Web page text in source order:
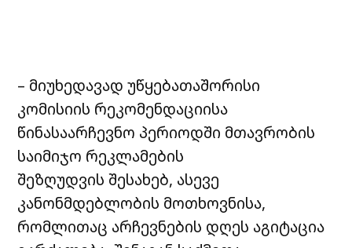
– მიუხედავად უწყებათაშორისი
კომისიის რეკომენდაციისა
წინასაარჩევნო პერიოდში მთავრობის
საიმიჯო რეკლამების
შეზღუდვის შესახებ, ასევე
კანონმდებლობის მოთხოვნისა,
რომლითაც არჩევნების დღეს აგიტაცია